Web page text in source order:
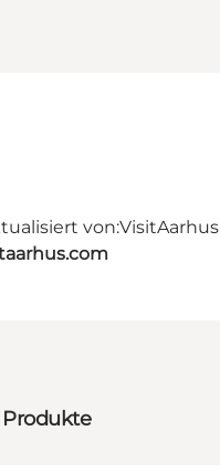
von:VisitAarhus